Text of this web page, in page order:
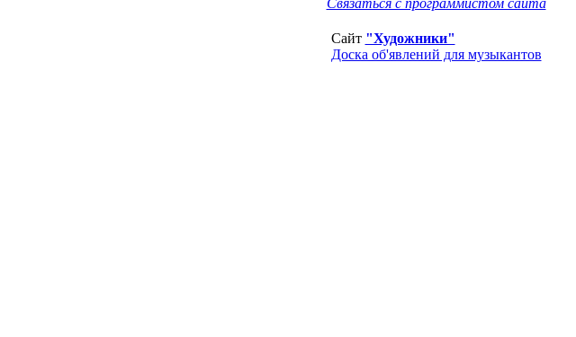
Сайт "Художники"
Доска об'явлений для музыкантов